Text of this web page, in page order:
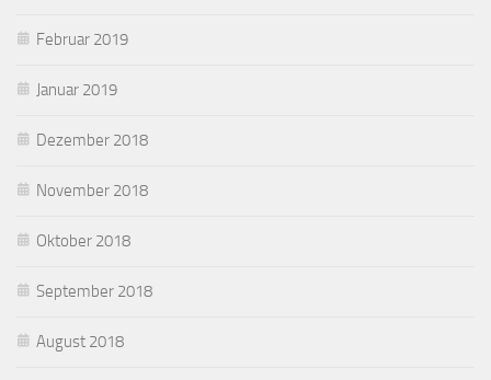
Februar 2019
Januar 2019
Dezember 2018
November 2018
Oktober 2018
September 2018
August 2018